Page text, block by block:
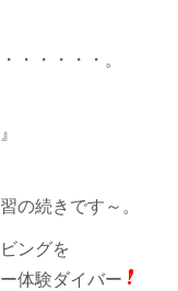
・・・・・。
の続きです～。
ングを
体験ダイバー